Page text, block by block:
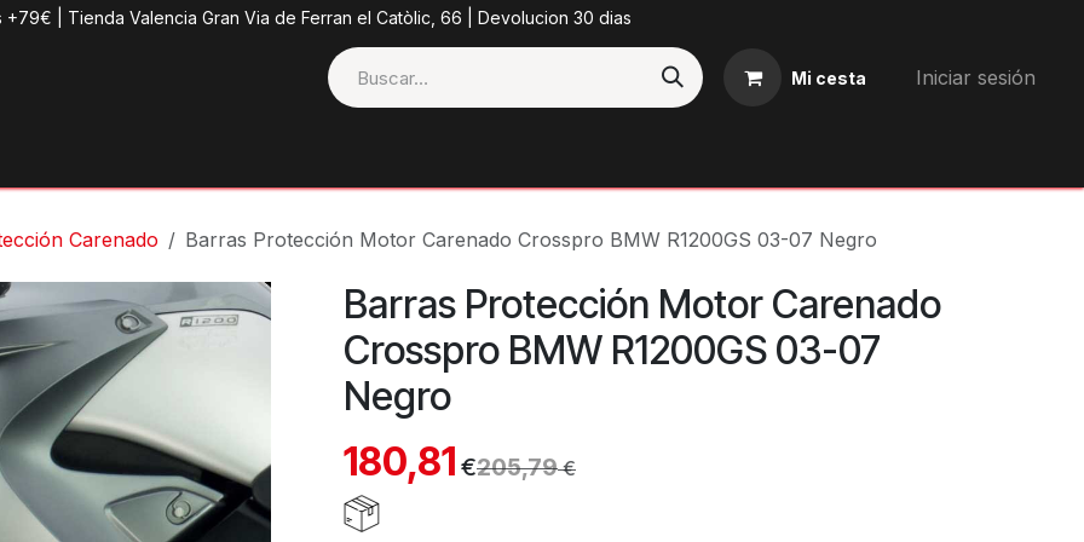
+79€ | Tienda Valencia Gran Via de Ferran el Catòlic, 66 | Devolucion 30 dias
Mi cesta Iniciar sesión
Carenado Barras Protección Motor Carenado Crosspro BMW R1200GS 03-07 Negro
Barras Protección Motor Carenado
Crosspro BMW R1200GS 03-07
Negro
180,81 €205,79€